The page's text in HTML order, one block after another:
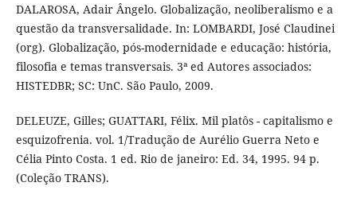
DALAROSA, Adair Ângelo. Globalização, neoliberalismo e a
questão da transversalidade. In: LOMBARDI, José Claudinei
(org). Globalização, pós-modernidade e educação: história,
filosofia e temas transversais. 3ª ed Autores associados:
HISTEDBR; SC: UnC. São Paulo, 2009.
DELEUZE, Gilles; GUATTARI, Félix. Mil platôs - capitalismo e
esquizofrenia. vol. 1/Tradução de Aurélio Guerra Neto e
Célia Pinto Costa. 1 ed. Rio de janeiro: Ed. 34, 1995. 94 p.
(Coleção TRANS).